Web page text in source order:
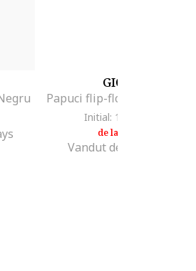
GIOSEPPO
Initial: 149
de la
Vandut de Fashion Days